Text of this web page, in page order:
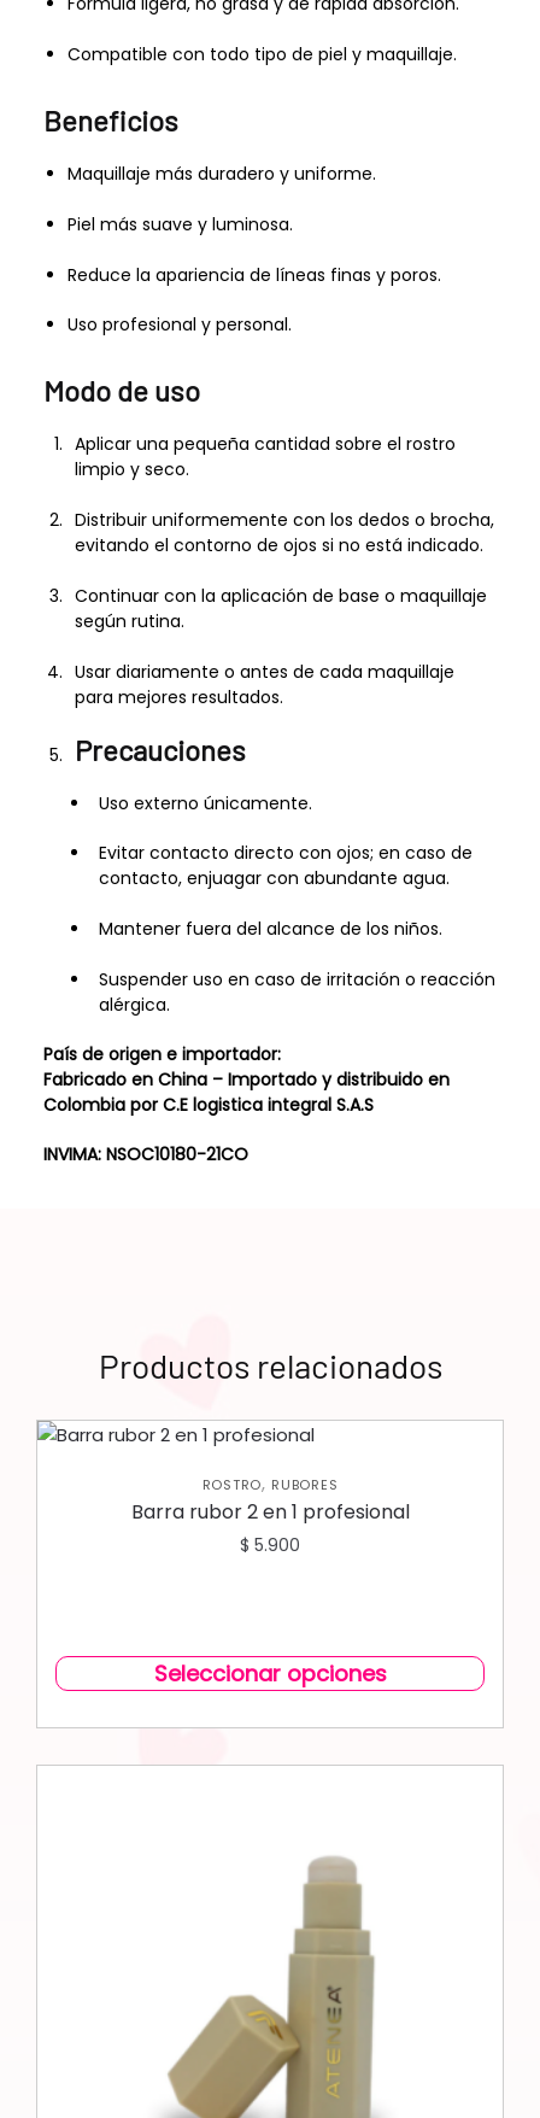
Compatible con todo tipo de piel y maquillaje.
Beneficios
Maquillaje más duradero y uniforme.
Piel más suave y luminosa.
Reduce la apariencia de líneas finas y poros.
Uso profesional y personal.
Modo de uso
Aplicar una pequeña cantidad sobre el rostro
limpio y seco.
Distribuir uniformemente con los dedos o brocha,
evitando el contorno de ojos si no está indicado.
Continuar con la aplicación de base o maquillaje
según rutina.
Usar diariamente o antes de cada maquillaje
para mejores resultados.
Precauciones
Uso externo únicamente.
Evitar contacto directo con ojos; en caso de
contacto, enjuagar con abundante agua.
Mantener fuera del alcance de los niños.
Suspender uso en caso de irritación o reacción
alérgica.
País de origen e importador:
Fabricado en China – Importado y distribuido en
Colombia por C.E logistica integral S.A.S
INVIMA: NSOC10180-21CO
Productos relacionados
ROSTRO, RUBORES
Barra rubor 2 en 1 profesional
$ 5.900
Seleccionar opciones